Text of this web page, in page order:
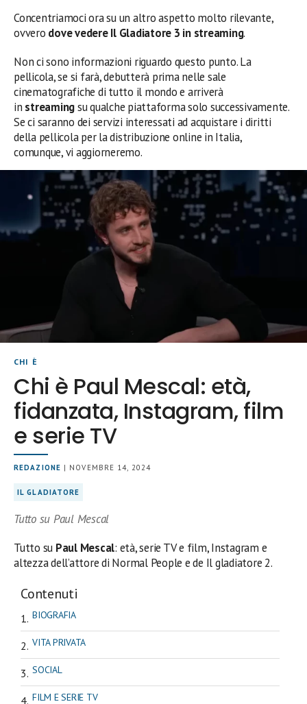
Concentriamoci ora su un altro aspetto molto rilevante,
ovvero dove vedere Il Gladiatore 3 in streaming.
Non ci sono informazioni riguardo questo punto. La
pellicola, se si farà, debutterà prima nelle sale
cinematografiche di tutto il mondo e arriverà
in streamingsu qualche piattaforma solo successivamente.
Se ci saranno dei servizi interessati ad acquistare i diritti
della pellicola per la distribuzione online in Italia,
comunque, vi aggiorneremo.
CHI È
Chi è Paul Mescal: età,
fidanzata, Instagram, film
e serie TV
REDAZIONE | NOVEMBRE 14, 2024
IL GLADIATORE
Tutto su Paul Mescal
Tutto su Paul Mescal: età, serie TV e film, Instagram e
altezza dell’attore di Normal People e de Il gladiatore 2.
Contenuti
BIOGRAFIA
VITA PRIVATA
SOCIAL
FILM E SERIE TV